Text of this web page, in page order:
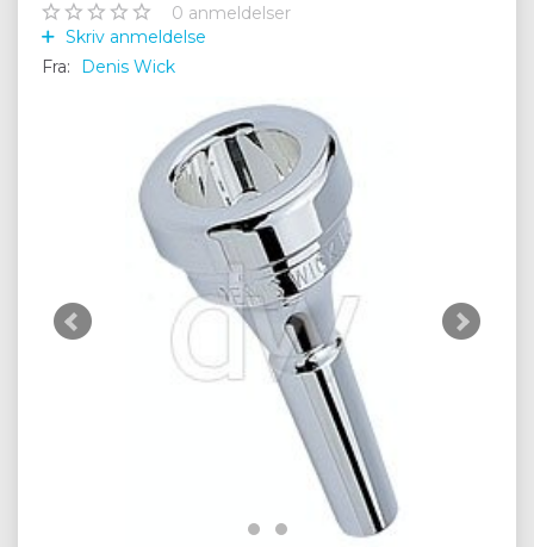
0 anmeldelser
Skriv anmeldelse
Fra:
Denis Wick